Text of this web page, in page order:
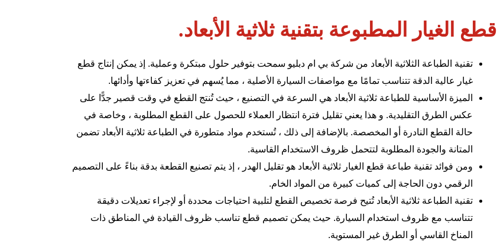
قطع الغيار المطبوعة بتقنية ثلاثية الأبعاد.
تقنية الطباعة الثلاثية الأبعاد من شركة بي ام دبليو سمحت بتوفير حلول مبتكرة وعملية. إذ يمكن إنتاج قطع
غيار عالية الدقة تتناسب تمامًا مع مواصفات السيارة الأصلية ، مما يُسهم في تعزيز كفاءتها وأدائها.
الميزة الأساسية للطباعة ثلاثية الأبعاد هي السرعة في التصنيع ، حيث تُنتج القطع في وقت قصير جدًّا على
عكس الطرق التقليدية. و هذا يعني تقليل فترة انتظار العملاء للحصول على القطع المطلوبة ، وخاصة في
حالة القطع النادرة أو المخصصة. بالإضافة إلى ذلك ، تُستخدم مواد متطورة في الطباعة ثلاثية الأبعاد تضمن
المتانة والجودة المطلوبة لتتحمل ظروف الاستخدام القاسية.
ومن فوائد تقنية طباعة قطع الغيار ثلاثية الأبعاد هو تقليل الهدر ، إذ يتم تصنيع القطعة بدقة بناءً على التصميم
الرقمي دون الحاجة إلى كميات كبيرة من المواد الخام.
تقنية الطباعة ثلاثية الأبعاد تُتيح فرصة تخصيص القطع لتلبية احتياجات محددة أو لإجراء تعديلات دقيقة
تتناسب مع ظروف استخدام السيارة. حيث يمكن تصميم قطع تناسب ظروف القيادة في المناطق ذات
المناخ القاسي أو الطرق غير المستوية.